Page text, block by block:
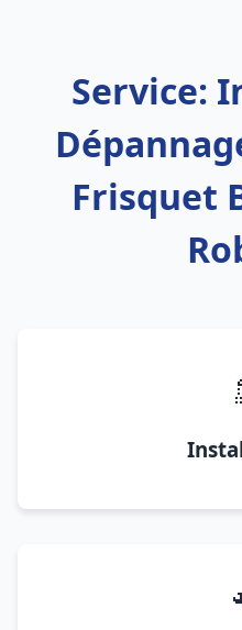
Service:
Frisquet